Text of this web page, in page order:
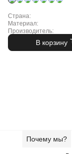
В корзину
Страна:
Материал:
Производитель:
Почему мы?